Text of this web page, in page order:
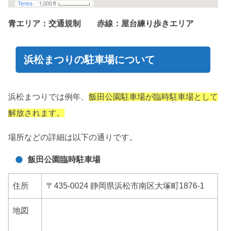
青エリア：交通規制 赤線：屋台練り歩きエリア
浜松まつりの駐車場について
浜松まつりでは例年、 飯田公園駐車場が臨時駐車場として
解放されます。
場所などの詳細は以下の通りです。
飯田公園臨時駐車場
住所 〒435-0024 静岡県浜松市南区大塚町1876-1
地図